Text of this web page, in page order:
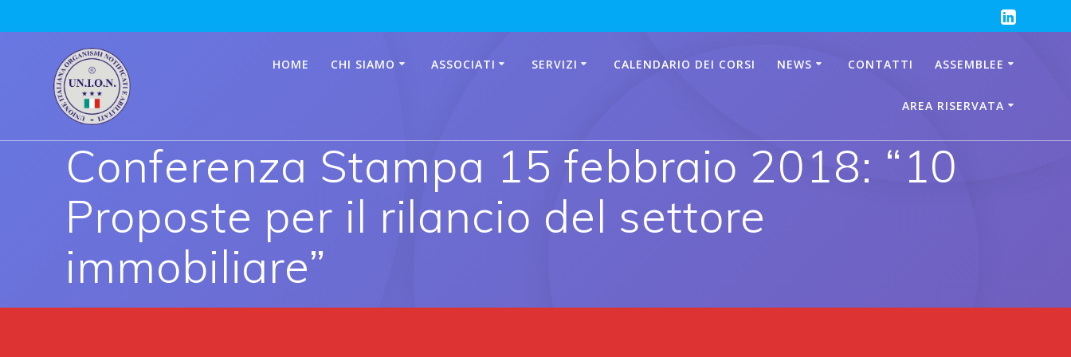
to
HOME CHI SIAMO ASSOCIATI SERVIZI CALENDARIO DEI CORSI NEWS CONTATTI ASSEMBLEE
AREA RISERVATA
Conferenza Stampa 15 febbraio 2018: “10
Proposte per il rilancio del settore
immobiliare”